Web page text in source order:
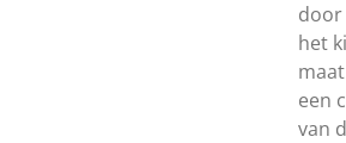
door
het
een
van